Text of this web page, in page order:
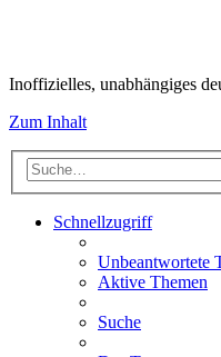
Inoffizielles, unabhängiges
Zum Inhalt
Schnellzugriff
Unbeantwortete
Aktive Themen
Suche